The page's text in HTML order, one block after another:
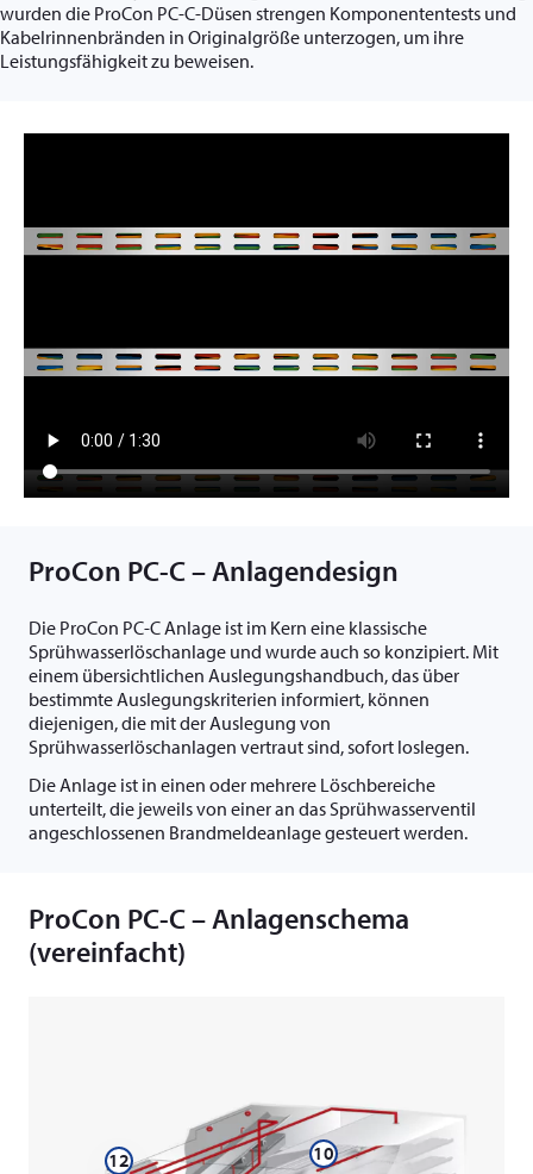
wurden die ProCon PC-C-Düsen strengen Komponententests und
Kabelrinnenbränden in Originalgröße unterzogen, um ihre
Leistungsfähigkeit zu beweisen.
ProCon PC-C – Anlagendesign
Die ProCon PC-C Anlage ist im Kern eine klassische
Sprühwasserlöschanlage und wurde auch so konzipiert. Mit
einem übersichtlichen Auslegungshandbuch, das über
bestimmte Auslegungskriterien informiert, können
diejenigen, die mit der Auslegung von
Sprühwasserlöschanlagen vertraut sind, sofort loslegen.
Die Anlage ist in einen oder mehrere Löschbereiche
unterteilt, die jeweils von einer an das Sprühwasserventil
angeschlossenen Brandmeldeanlage gesteuert werden.
ProCon PC-C – Anlagenschema
(vereinfacht)
10
12